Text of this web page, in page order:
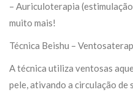
– Auriculoterapia
muito mais!
Técnica Beishu –
A técnica utiliza ventosas
pele, ativando a circulação de